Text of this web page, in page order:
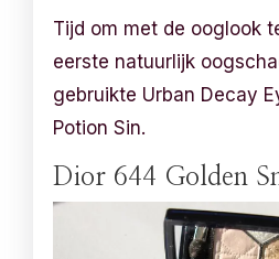
Tijd om met de ooglook
eerste natuurlijk
gebruikte Urban Decay
Potion Sin.
Dior 644 Golden